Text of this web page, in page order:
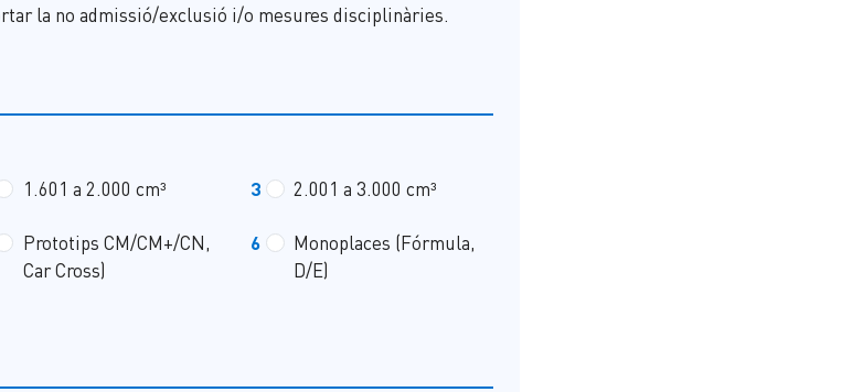
la no admissió/exclusió i/o mesures disciplinàries.
1.601 a 2.000 cm³ 3 2.001 a 3.000 cm³
Prototips CM/CM+/CN,
Car Cross)
6
Monoplaces (Fórmula,
D/E)